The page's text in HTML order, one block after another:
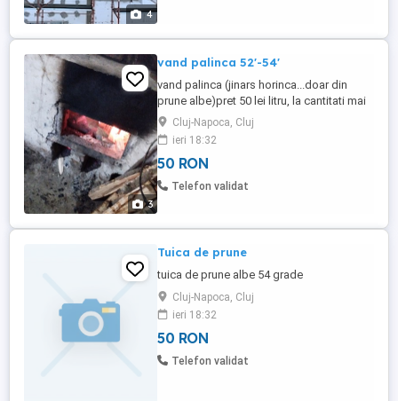
4
3
vand palinca 52'-54'
vand palinca (jinars horinca...doar din
prune albe)pret 50 lei litru, la cantitati mai
mari se negociaza usor pretul, posibilitate
de transport.
Cluj-Napoca, Cluj
ieri 18:32
50 RON
Telefon validat
Tuica de prune
tuica de prune albe 54 grade
Cluj-Napoca, Cluj
ieri 18:32
50 RON
Telefon validat